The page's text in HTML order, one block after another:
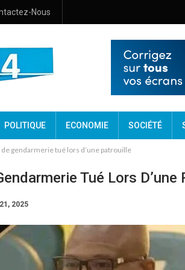
Nous
POLITIQUE ECONOMIE SOCIÉTÉ
de gendarmerie tué lors d’une patrouille
Tué Lors
2025